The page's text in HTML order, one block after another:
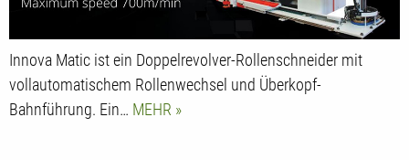
Innova Matic ist ein Doppelrevolver-Rollenschneider mit
vollautomatischem Rollenwechsel und Überkopf-
Bahnführung. Ein… MEHR